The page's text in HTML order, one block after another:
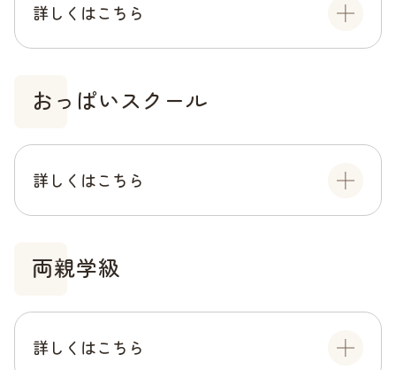
詳しくはこちら
おっぱいスクール
詳しくはこちら
両親学級
詳しくはこちら